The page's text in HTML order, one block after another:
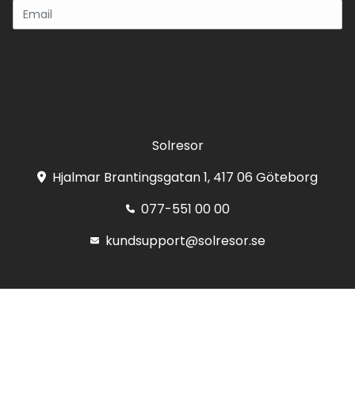
Solresor
Hjalmar Brantingsgatan 1, 417 06 Göteborg
077-551 00 00
kundsupport@solresor.se